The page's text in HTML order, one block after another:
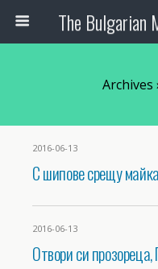
2016-06-13
С шипове срещу
2016-06-13
Отвори си прозореца,